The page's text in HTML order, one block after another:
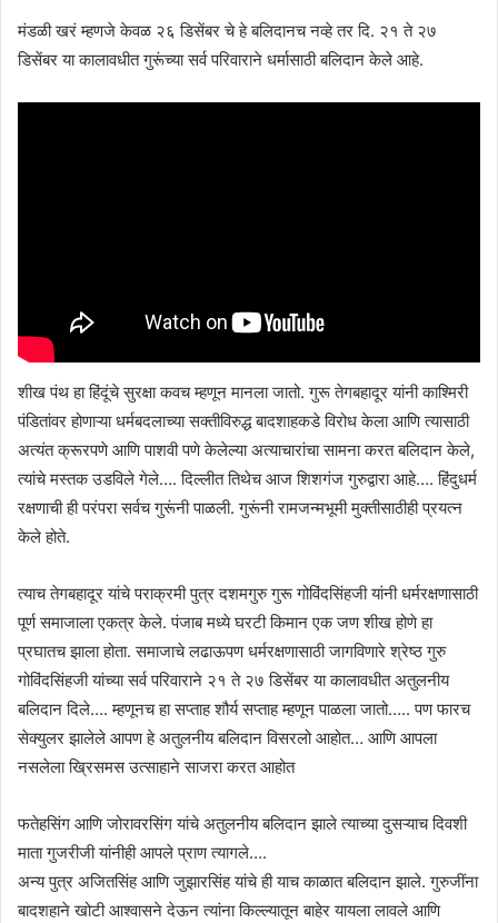
मंडळी खरं म्हणजे केवळ २६ डिसेंबर चे हे बलिदानच नव्हे तर दि. २१ ते २७
डिसेंबर या कालावधीत गुरूंच्या सर्व परिवाराने धर्मासाठी बलिदान केले आहे.
शीख पंथ हा हिंदूंचे सुरक्षा कवच म्हणून मानला जातो. गुरू तेगबहादूर यांनी काश्मिरी
पंडितांवर होणाऱ्या धर्मबदलाच्या सक्तीविरुद्ध बादशाहकडे विरोध केला आणि त्यासाठी
अत्यंत क्रूरपणे आणि पाशवी पणे केलेल्या अत्याचारांचा सामना करत बलिदान केले,
त्यांचे मस्तक उडविले गेले…. दिल्लीत तिथेच आज शिशगंज गुरुद्वारा आहे…. हिंदुधर्म
रक्षणाची ही परंपरा सर्वच गुरूंनी पाळली. गुरूंनी रामजन्मभूमी मुक्तीसाठीही प्रयत्न
केले होते.
त्याच तेगबहादूर यांचे पराक्रमी पुत्र दशमगुरु गुरू गोविंदसिंहजी यांनी धर्मरक्षणासाठी
पूर्ण समाजाला एकत्र केले. पंजाब मध्ये घरटी किमान एक जण शीख होणे हा
प्रघातच झाला होता. समाजाचे लढाऊपण धर्मरक्षणासाठी जागविणारे श्रेष्ठ गुरु
गोविंदसिंहजी यांच्या सर्व परिवाराने २१ ते २७ डिसेंबर या कालावधीत अतुलनीय
बलिदान दिले…. म्हणूनच हा सप्ताह शौर्य सप्ताह म्हणून पाळला जातो….. पण फारच
सेक्युलर झालेले आपण हे अतुलनीय बलिदान विसरलो आहोत… आणि आपला
नसलेला ख्रिसमस उत्साहाने साजरा करत आहोत
फतेहसिंग आणि जोरावरसिंग यांचे अतुलनीय बलिदान झाले त्याच्या दुसऱ्याच दिवशी
माता गुजरीजी यांनीही आपले प्राण त्यागले….
अन्य पुत्र अजितसिंह आणि जुझारसिंह यांचे ही याच काळात बलिदान झाले. गुरुजींना
बादशहाने खोटी आश्वासने देऊन त्यांना किल्ल्यातून बाहेर यायला लावले आणि